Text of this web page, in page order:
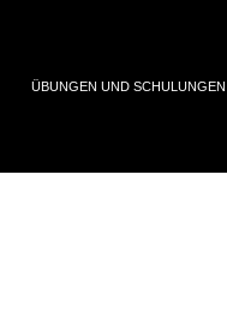
ÜBUNGEN UND SCHULUNGEN